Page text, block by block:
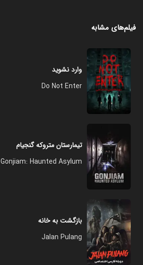
فیلم‌های مشابه
وارد نشوید
Do Not Enter
تیمارستان متروکه گنجیام
Gonjiam: Haunted Asylum
بازگشت به خانه
Jalan Pulang